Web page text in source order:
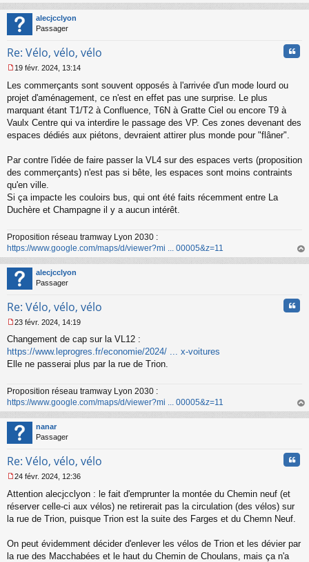
au
alecjcclyon
Passager
Re: Vélo, vélo, vélo
e
s
g
e
o
u
19 févr. 2024, 13:14
Les commerçants sont souvent opposés à l'arrivée d'un mode lourd ou
projet d'aménagement, ce n'est en effet pas une surprise. Le plus
marquant étant T1/T2 à Confluence, T6N à Gratte Ciel ou encore T9 à
Vaulx Centre qui va interdire le passage des VP. Ces zones devenant des
espaces dédiés aux piétons, devraient attirer plus monde pour "flâner".
Par contre l'idée de faire passer la VL4 sur des espaces verts (proposition
des commerçants) n'est pas si bête, les espaces sont moins contraints
qu'en ville.
Si ça impacte les couloirs bus, qui ont été faits récemment entre La
Duchère et Champagne il y a aucun intérêt.
Proposition réseau tramway Lyon 2030 :
https://www.google.com/maps/d/viewer?mi ... 00005&z=11
au
alecjcclyon
Passager
Re: Vélo, vélo, vélo
e
s
s
e
n
o
n
l
u
23 févr. 2024, 14:19
Changement de cap sur la VL12 :
https://www.leprogres.fr/economie/2024/ ... x-voitures
Elle ne passerai plus par la rue de Trion.
Proposition réseau tramway Lyon 2030 :
https://www.google.com/maps/d/viewer?mi ... 00005&z=11
au
nanar
Passager
Re: Vélo, vélo, vélo
e
s
e
n
24 févr. 2024, 12:36
Attention alecjcclyon : le fait d'emprunter la montée du Chemin neuf (et
réserver celle-ci aux vélos) ne retirerait pas la circulation (des vélos) sur
la rue de Trion, puisque Trion est la suite des Farges et du Chemn Neuf.
On peut évidemment décider d'enlever les vélos de Trion et les dévier par
la rue des Macchabées et le haut du Chemin de Choulans, mais ça n'a